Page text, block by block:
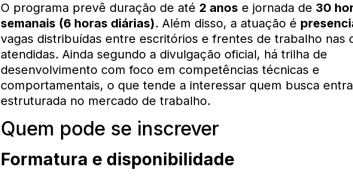
O programa prevê duração de até 2 anos e jornada de 30
semanais (6 horas diárias). Além disso, a atuação é
vagas distribuídas entre escritórios e frentes de trabalho nas
atendidas. Ainda segundo a divulgação oficial, há trilha de
desenvolvimento com foco em competências técnicas e
comportamentais, o que tende a interessar quem busca
estruturada no mercado de trabalho.
Quem pode se inscrever
Formatura e disponibilidade